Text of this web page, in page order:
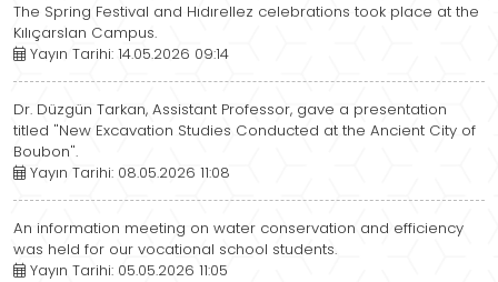
The Spring Festival and Hıdırellez celebrations took place at the
Kılıçarslan Campus.
Yayın Tarihi: 14.05.2026 09:14
Dr. Düzgün Tarkan, Assistant Professor, gave a presentation
titled "New Excavation Studies Conducted at the Ancient City of
Boubon".
Yayın Tarihi: 08.05.2026 11:08
An information meeting on water conservation and efficiency
was held for our vocational school students.
Yayın Tarihi: 05.05.2026 11:05